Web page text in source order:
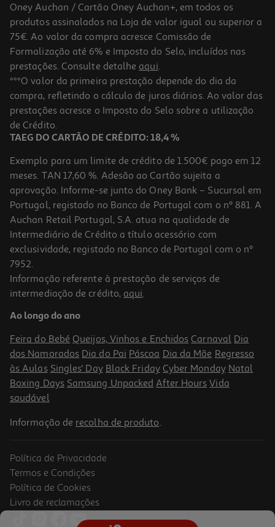
-10%
Livro Uma Doce Vingança De Catharina Maura
17.51 €/un
19,45 € PVP de editor
17,51 €
-10%
Livro Wild Love De Elsie Silver
17.55 €/un
PVP de editor
17,55 €
-10%
Livro Ninho De Víboras
Oney Auchan / Cartão Oney Auchan+, em todos os
produtos assinalados na Loja de valor igual ou superior a
75€. Ao valor da compra acresce Comissão de
Formalização até 6% e Imposto do Selo, incluídos nas
prestações. Consulte detalhe aqui.
***O valor da primeira prestação depende do dia da
compra, refletindo o cálculo de juros diários. Ao valor das
prestações acresce o Imposto do Selo sobre a utilização
de Crédito.
TAEG DO CARTÃO DE CRÉDITO: 18,4 %
Exemplo para um limite de crédito de 1.500€ pago em 12
meses. TAN 17,60 %. Adesão ao Cartão sujeita a
aprovação. Informe-se junto do Oney Bank – Sucursal em
Portugal, registado no Banco de Portugal com o nº 881. A
Auchan Retail Portugal, S.A. atua na qualidade de
Intermediário de Crédito a título acessório com
exclusividade, registado no Banco de Portugal com o nº
7952.
Informação referente à prestação de serviços de
intermediação de crédito, aqui.
Ao longo do ano
Feira do Bebé Queijos, Vinhos e Enchidos Carnaval Dia
dos Namorados Dia do Pai Páscoa Dia da Mãe Regresso
às Aulas Singles' Day Black Friday Cyber Monday Natal
Boxing Days Samsung Unpacked After Hours Vida
saudável
Informação de recolha de produto.
Política de Privacidade
Termos e Condições
Política de Cookies
Livro de reclamações